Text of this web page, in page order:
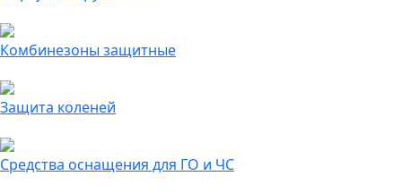
Комбинезоны защитные
Защита коленей
Средства оснащения для ГО и ЧС